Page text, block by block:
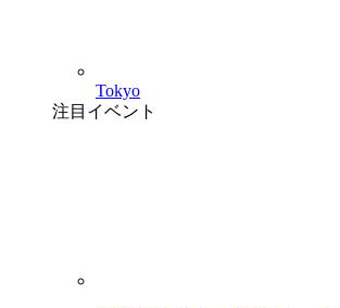
Tokyo
注目イベント